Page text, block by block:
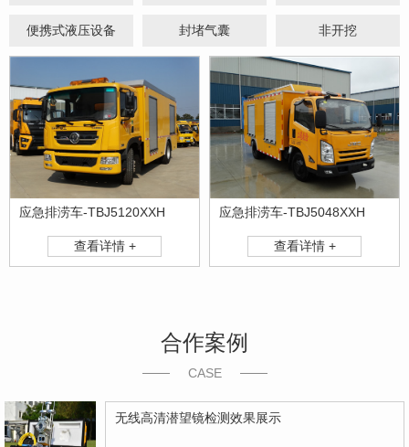
便携式液压设备 封堵气囊 非开挖
应急排涝车-TBJ5120XXH
查看详情 +
应急排涝车-TBJ5048XXH
查看详情 +
合作案例
CASE
无线高清潜望镜检测效果展示